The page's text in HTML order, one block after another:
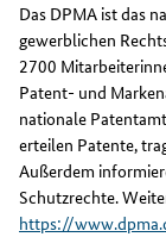
Das DPMA ist das
gewerblichen
2700
Patent- und
nationale
erteilen Patente,
Außerdem
Schutzrechte.
https://